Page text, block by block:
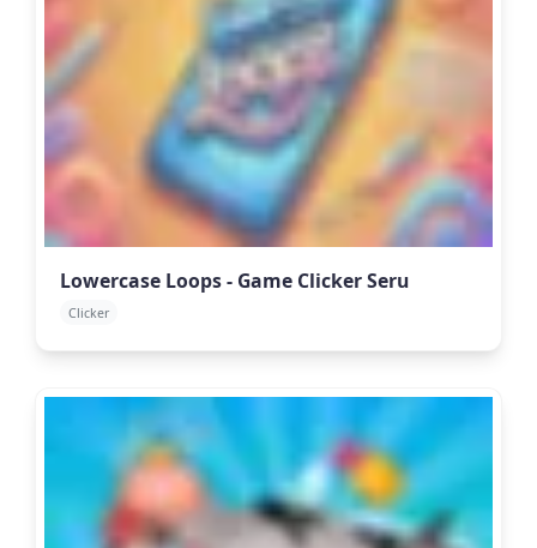
Lowercase Loops - Game Clicker Seru
Clicker